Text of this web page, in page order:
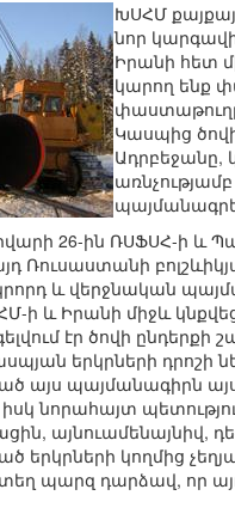
ԽՍՀՄ
նոր
Իրանի հետ
կարող ենք
Կասպից
Ադրբեջանը,
26-ին ՌՍՖՍՀ-ի և
Ռուսաստանի
և վերջնական
ի և Իրանի միջև
էր ծովի ընդերքի
երկրների
այս պայմանագիրն
իսկ նորահայտ
այնուամենայնիվ,
երկրների կողմից
պարզ դարձավ, որ